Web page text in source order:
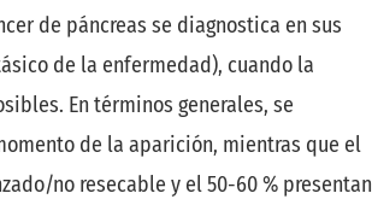
de páncreas se diagnostica en sus
de la enfermedad), cuando la
En términos generales, se
de la aparición, mientras que el
no resecable y el 50-60 % presentan